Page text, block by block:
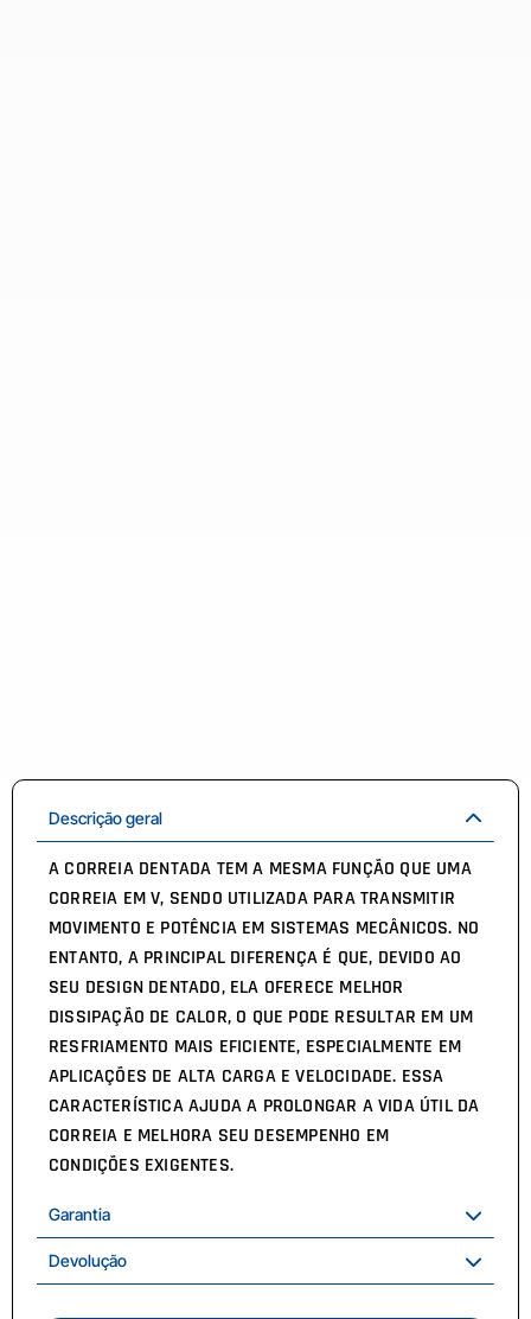
Descrição geral
A CORREIA DENTADA TEM A MESMA FUNÇÃO QUE UMA
CORREIA EM V, SENDO UTILIZADA PARA TRANSMITIR
MOVIMENTO E POTÊNCIA EM SISTEMAS MECÂNICOS. NO
ENTANTO, A PRINCIPAL DIFERENÇA É QUE, DEVIDO AO
SEU DESIGN DENTADO, ELA OFERECE MELHOR
DISSIPAÇÃO DE CALOR, O QUE PODE RESULTAR EM UM
RESFRIAMENTO MAIS EFICIENTE, ESPECIALMENTE EM
APLICAÇÕES DE ALTA CARGA E VELOCIDADE. ESSA
CARACTERÍSTICA AJUDA A PROLONGAR A VIDA ÚTIL DA
CORREIA E MELHORA SEU DESEMPENHO EM
CONDIÇÕES EXIGENTES.
Garantia
Devolução